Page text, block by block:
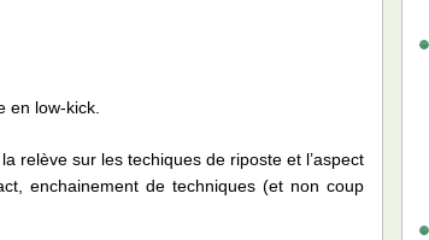
en low-kick.
relève sur les techiques de riposte et l’aspect
enchainement de techniques (et non coup